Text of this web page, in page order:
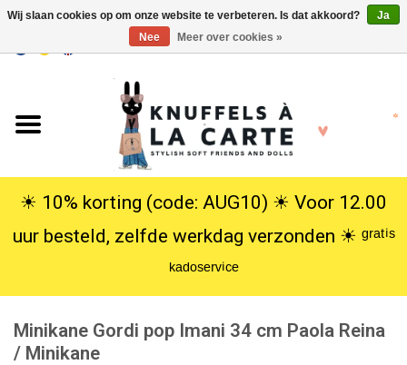
USD
Knuffels
Poppen
SALE
Cadeauservice
☀︎ 10% korting (code: AUG10) ☀︎ Voor 12.00
uur besteld, zelfde werkdag verzonden ☀︎ ᵍʳᵃᵗⁱˢ
ᵏᵃᵈᵒˢᵉʳᵛⁱᶜᵉ
Minikane Gordi pop Imani 34 cm Paola Reina
/ Minikane
Wij slaan cookies op om onze website te verbeteren. Is dat akkoord?
Ja
Nee
Meer over cookies »